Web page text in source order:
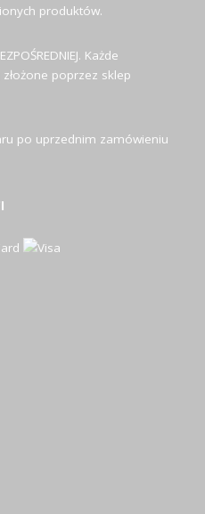
produktów.
Każde
poprzez sklep
po uprzednim zamówieniu